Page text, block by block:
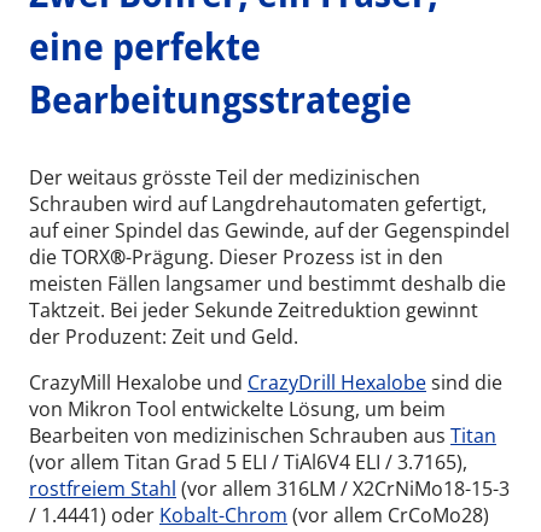
eine perfekte
Bearbeitungsstrategie
Der weitaus grösste Teil der medizinischen
Schrauben wird auf Langdrehautomaten gefertigt,
auf einer Spindel das Gewinde, auf der Gegenspindel
die TORX®-Prägung. Dieser Prozess ist in den
meisten Fällen langsamer und bestimmt deshalb die
Taktzeit. Bei jeder Sekunde Zeitreduktion gewinnt
der Produzent: Zeit und Geld.
CrazyMill Hexalobe und CrazyDrill Hexalobesind die
von Mikron Tool entwickelte Lösung, um beim
Bearbeiten von medizinischen Schrauben aus Titan
(vor allem Titan Grad 5 ELI / TiAl6V4 ELI / 3.7165),
rostfreiem Stahl (vor allem 316LM / X2CrNiMo18-15-3
/ 1.4441) oder Kobalt-Chrom (vor allem CrCoMo28)